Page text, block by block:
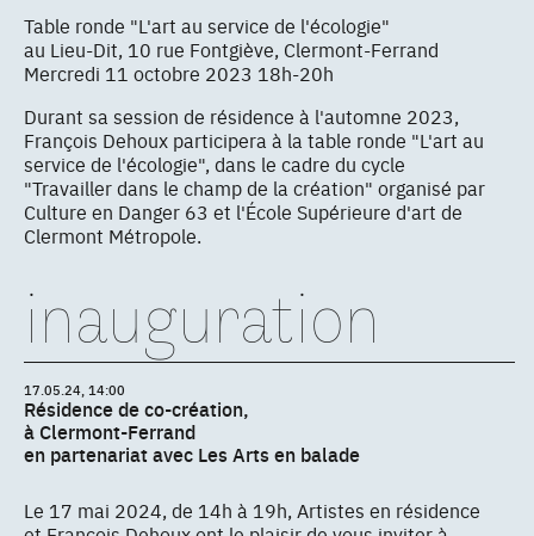
Table ronde "L'art au service de l'écologie"
au Lieu-Dit, 10 rue Fontgiève, Clermont-Ferrand
Mercredi 11 octobre 2023 18h-20h
Durant sa session de résidence à l'automne 2023,
François Dehoux participera à la table ronde "L'art au
service de l'écologie", dans le cadre du cycle
"Travailler dans le champ de la création" organisé par
Culture en Danger 63 et l'École Supérieure d'art de
Clermont Métropole.
inauguration
17.05.24, 14:00
Résidence de co-création,
à Clermont-Ferrand
en partenariat avec Les Arts en balade
Le 17 mai 2024, de 14h à 19h, Artistes en résidence